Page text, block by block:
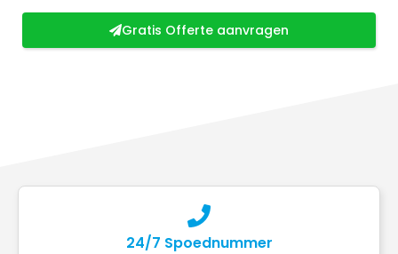
Gratis Offerte aanvragen
24/7 Spoednummer